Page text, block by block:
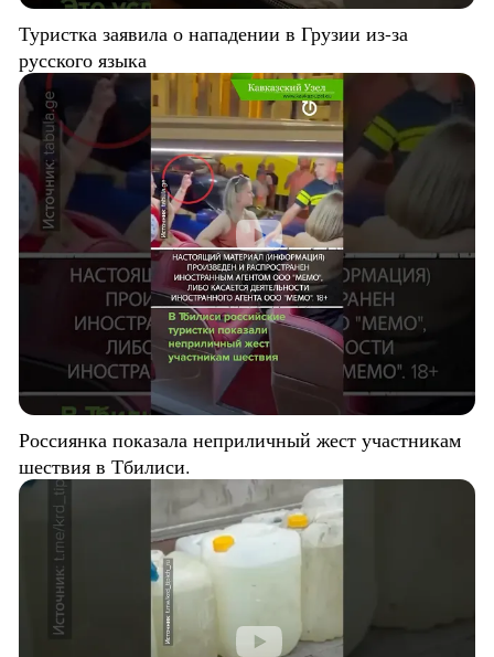
Туристка заявила о нападении в Грузии из-за
русского языка
Россиянка показала неприличный жест участникам
шествия в Тбилиси.